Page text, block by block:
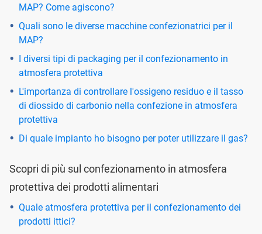
MAP? Come agiscono?
Quali sono le diverse macchine confezionatrici per il
MAP?
I diversi tipi di packaging per il confezionamento in
atmosfera protettiva
L'importanza di controllare l'ossigeno residuo e il tasso
di diossido di carbonio nella confezione in atmosfera
protettiva
Di quale impianto ho bisogno per poter utilizzare il gas?
Scopri di più sul confezionamento in atmosfera
protettiva dei prodotti alimentari
Quale atmosfera protettiva per il confezionamento dei
prodotti ittici?